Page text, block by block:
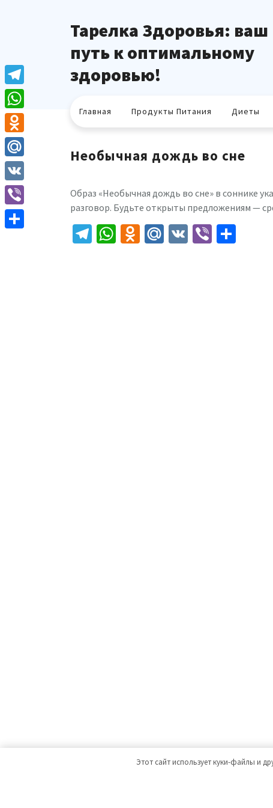
Тарелка Здоровья: ваш
путь к оптимальному
здоровью!
Главная Продукты Питания Диеты
Необычная дождь во сне
Образ «Необычная дождь во сне» в соннике
разговор. Будьте открыты предложениям —
Telegram
WhatsApp
Odnoklassniki
Mail.Ru
VK Viber
Telegram
WhatsApp
Odnoklassniki
Mail.Ru
VK
Viber
Этот сайт использует куки-файлы и